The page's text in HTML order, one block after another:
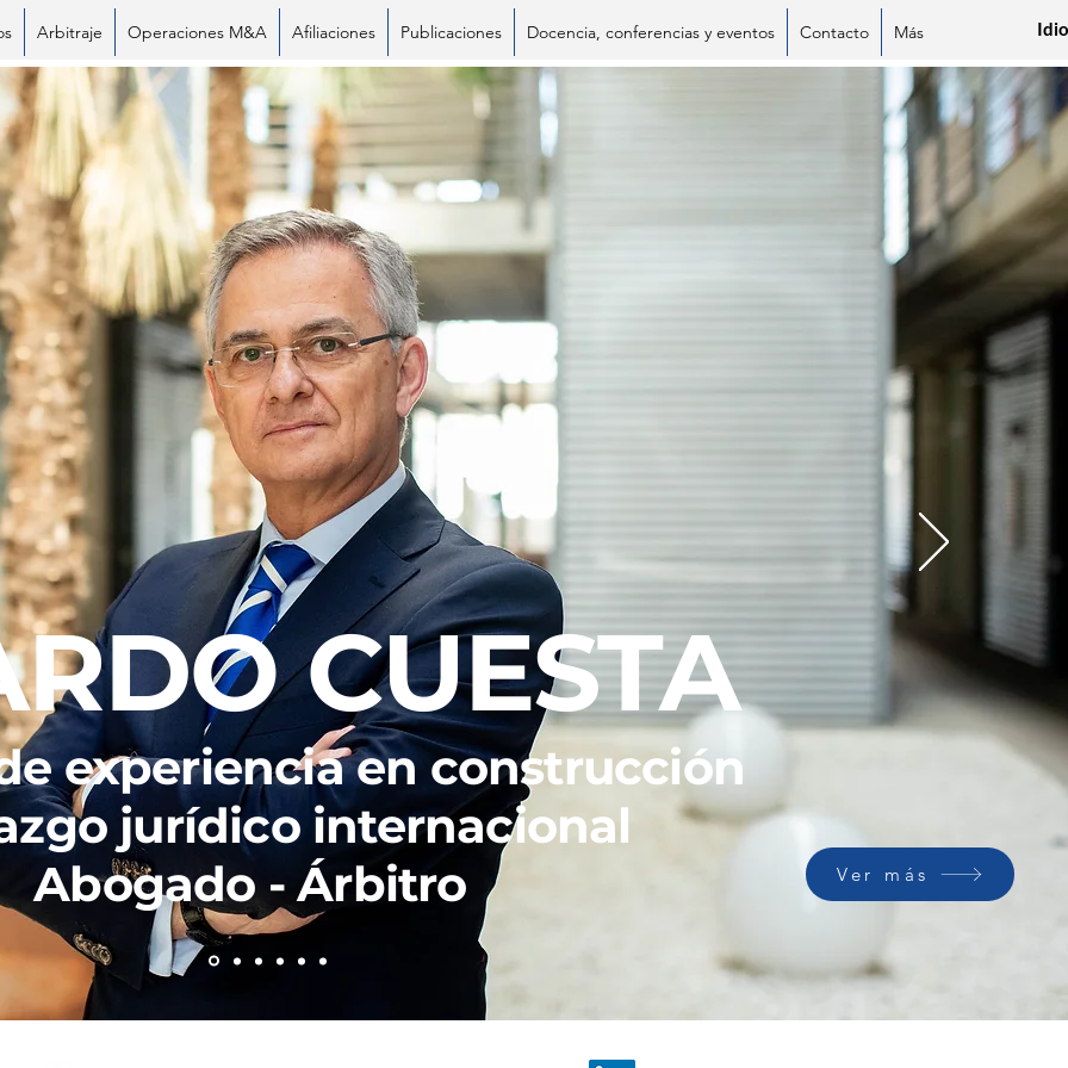
Arbitraje Operaciones M&A Afiliaciones Publicaciones Docencia, conferencias y eventos Contacto Más
CUESTA
experiencia en construcción
jurídico internacional
Abogado - Árbitro
Ver más